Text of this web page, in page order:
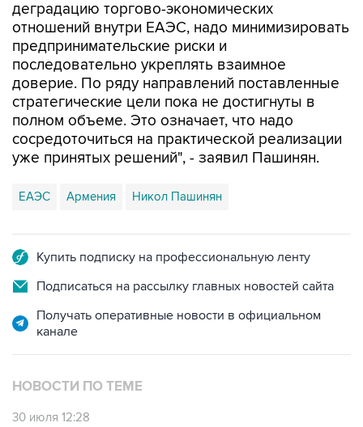
деградацию торгово-экономических
отношений внутри ЕАЭС, надо минимизировать
предпринимательские риски и
последовательно укреплять взаимное
доверие. По ряду направлений поставленные
стратегические цели пока не достигнуты в
полном объеме. Это означает, что надо
сосредоточиться на практической реализации
уже принятых решений", - заявил Пашинян.
ЕАЭС Армения Никол Пашинян
Купить подписку на профессиональную ленту
Подписаться на рассылку главных новостей сайта
Получать оперативные новости в официальном
канале
НОВОСТИ ПО ТЕМЕ
30 июля 12:28